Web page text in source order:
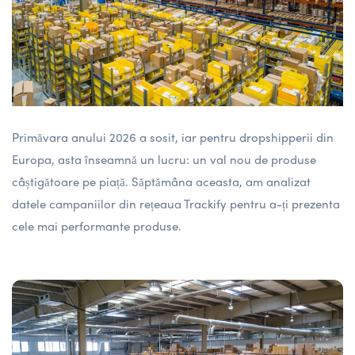
Primăvara anului 2026 a sosit, iar pentru dropshipperii din
Europa, asta înseamnă un lucru: un val nou de produse
câștigătoare pe piață. Săptămâna aceasta, am analizat
datele campaniilor din rețeaua Trackify pentru a-ți prezenta
cele mai performante produse.